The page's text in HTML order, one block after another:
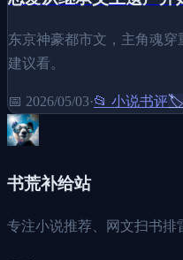
东京神豪都市文，主角魂
建议看。
📅 2026/05/03·📂 小说书评🏷️
书荒补给站
专注小说推荐、网文扫书排